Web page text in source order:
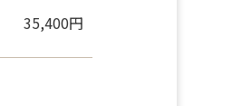
9,980円